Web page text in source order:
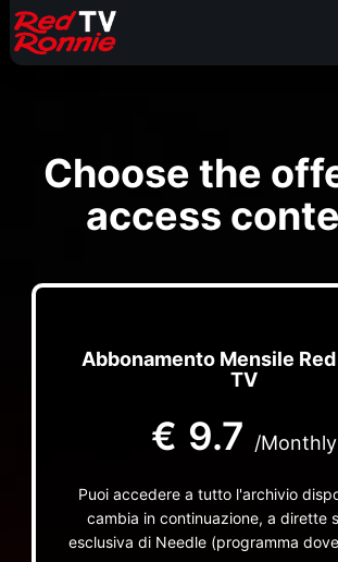
Choose the
access
Abbonamento Mensile
TV
€ 9.7 /Monthly
Puoi accedere a tutto l'archivio
cambia in continuazione, a dirette
esclusiva di Needle (programma dove